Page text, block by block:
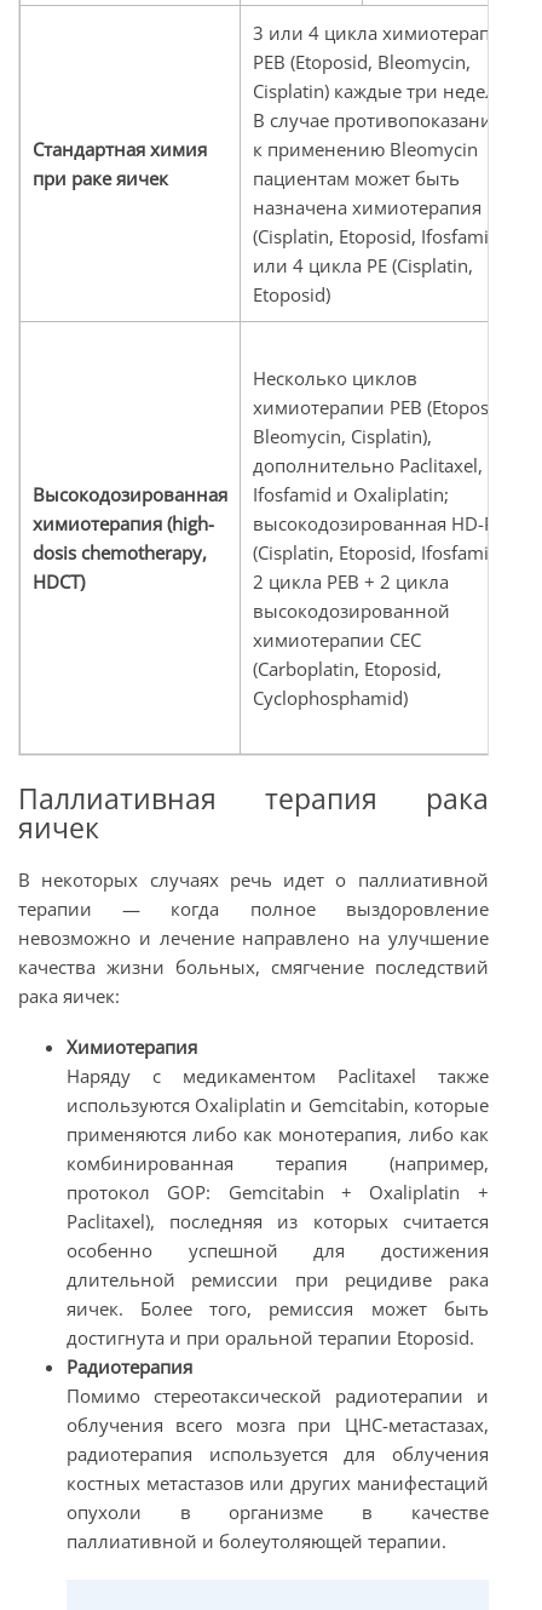
Стандартная химия
при раке яичек
3 или 4 цикла химиотерапии
PEB (Etoposid, Bleomycin,
Cisplatin) каждые три недели.
В случае противопоказаний
к применению Bleomycin
пациентам может быть
назначена химиотерапия PEI
(Cisplatin, Etoposid, Ifosfamid)
или 4 цикла PE (Cisplatin,
Etoposid)
Высокодозированная
химиотерапия (high-
dosis chemotherapy,
HDCT)
Несколько циклов
химиотерапии PEB (Etoposid,
Bleomycin, Cisplatin),
дополнительно Paclitaxel,
Ifosfamid и Oxaliplatin;
высокодозированная HD-PEI
(Cisplatin, Etoposid, Ifosfamid);
2 цикла PEB + 2 цикла
высокодозированной
химиотерапии CEC
(Carboplatin, Etoposid,
Cyclophosphamid)
Паллиативная терапия рака
яичек
В некоторых случаях речь идет о паллиативной
терапии — когда полное выздоровление
невозможно и лечение направлено на улучшение
качества жизни больных, смягчение последствий
рака яичек:
Химиотерапия
Наряду с медикаментом Paclitaxel также
используются Oxaliplatin и Gemcitabin, которые
применяются либо как монотерапия, либо как
комбинированная терапия (например,
протокол GOP: Gemcitabin + Oxaliplatin +
Paclitaxel), последняя из которых считается
особенно успешной для достижения
длительной ремиссии при рецидиве рака
яичек. Более того, ремиссия может быть
достигнута и при оральной терапии Etoposid.
Радиотерапия
Помимо стереотаксической радиотерапии и
облучения всего мозга при ЦНС-метастазах,
радиотерапия используется для облучения
костных метастазов или других манифестаций
опухоли в организме в качестве
паллиативной и болеутоляющей терапии.